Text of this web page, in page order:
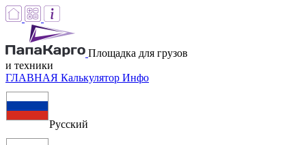
Площадка для грузов
и техники
ГЛАВНАЯ Калькулятор Инфо
Русский